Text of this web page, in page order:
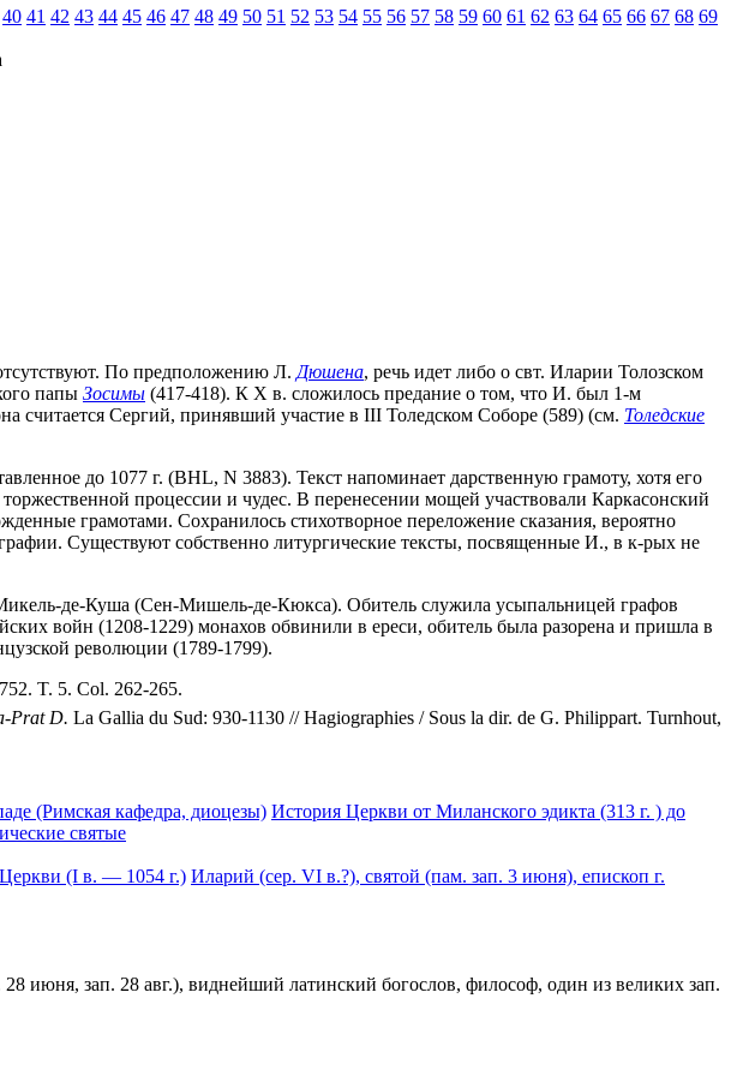
40 41 42 43 44 45 46 47 48 49 50 51 52 53 54 55 56 57 58 59 60 61 62 63 64 65 66 67 68 69
По предположению Л. Дюшена, речь идет либо о свт. Иларии Толозском
папы Зосимы (417-418). К X в. сложилось предание о том, что И. был 1-м
считается Сергий, принявший участие в III Толедском Соборе (589) (см. Толедские
до 1077 г. (BHL, N 3883). Текст напоминает дарственную грамоту, хотя его
процессии и чудес. В перенесении мощей участвовали Каркасонский
грамотами. Сохранилось стихотворное переложение сказания, вероятно
Существуют собственно литургические тексты, посвященные И., в к-рых не
де-Куша (Сен-Мишель-де-Кюкса). Обитель служила усыпальницей графов
войн (1208-1229) монахов обвинили в ереси, обитель была разорена и пришла в
революции (1789-1799).
T. 5. Col. 262-265.
Prat D. La Gallia du Sud: 930-1130 // Hagiographies / Sous la dir. de G. Philippart. Turnhout,
(Римская кафедра, диоцезы) История Церкви от Миланского эдикта (313 г. ) до
святые
(I в. — 1054 г.) Иларий (сер. VI в.?), святой (пам. зап. 3 июня), епископ г.
июня, зап. 28 авг.), виднейший латинский богослов, философ, один из великих зап.